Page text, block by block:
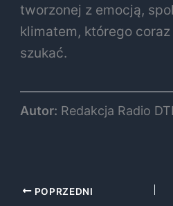
tworzonej z emocją,
klimatem, którego
szukać.
Autor: Redakcja Radio
POPRZEDNI